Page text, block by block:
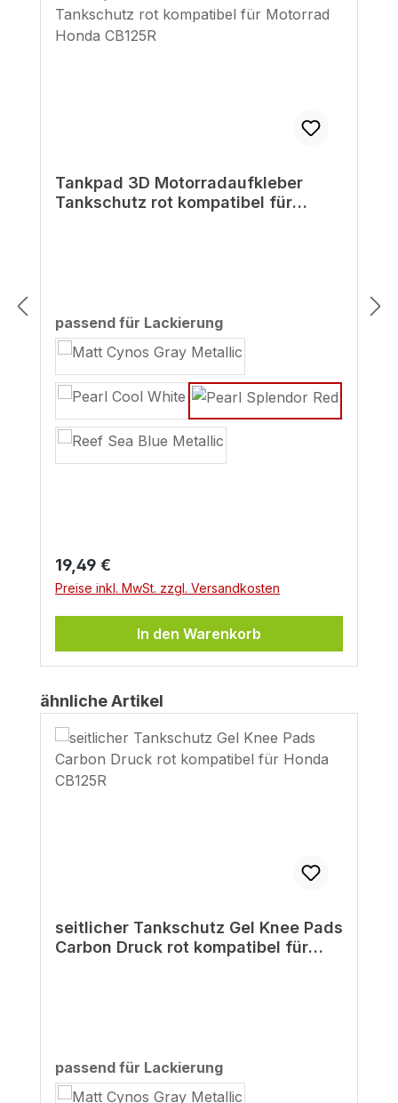
Tankpad 3D Motorradaufkleber
Tankschutz rot kompatibel für
passend für Lackierungauswählen
Regulärer Preis:
19,49 €
Preise inkl. MwSt. zzgl. Versandkosten
In den Warenkorb
Produktgalerie überspringen
ähnliche Artikel
seitlicher Tankschutz Gel Knee Pads
Carbon Druck rot kompatibel für
passend für Lackierungauswählen